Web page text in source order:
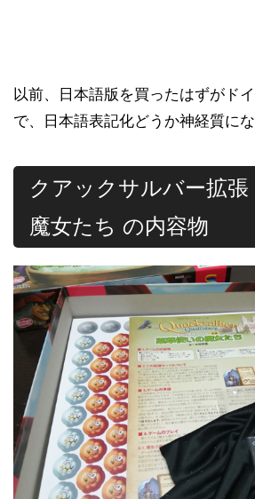
以前、日本語版を買ったはずがド
で、日本語表記化どうか神経質にな
クアックサルバー拡張
魔女たち の内容物